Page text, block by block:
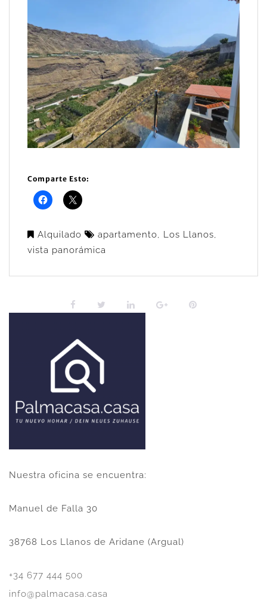
Comparte Esto:
Alquilado apartamento Los Llanos
vista panorámica
Nuestra oficina se encuentra:
Manuel de Falla 30
38768 Los Llanos de Aridane (Argual)
+34 677 444 500
info@palmacasa.casa